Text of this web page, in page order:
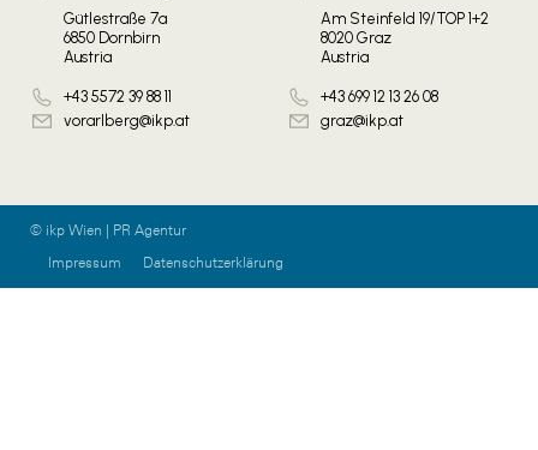
Gütlestraße 7a
6850 Dornbirn
Austria
+43 5572 39 88 11
vorarlberg@ikp.at
Am Steinfeld 19/TOP 1+2
8020 Graz
Austria
+43 699 12 13 26 08
graz@ikp.at
© ikp Wien | PR Agentur
Impressum
Datenschutzerklärung